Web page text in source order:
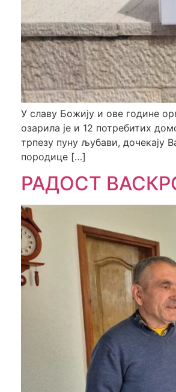
У славу Божију и ове године
озарила је и 12 потребитих
трпезу пуну љубави, дочекају
породице […]
РАДОСТ